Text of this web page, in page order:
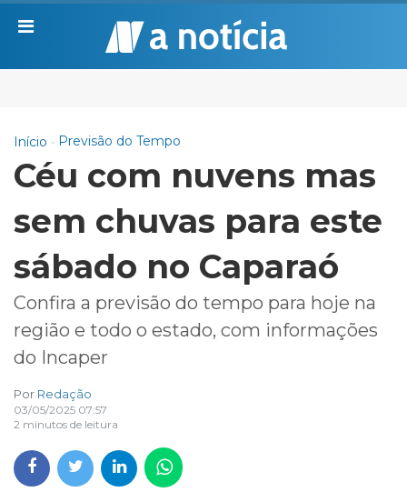
Início Previsão do Tempo
Céu com nuvens mas
sem chuvas para este
sábado no Caparaó
Confira a previsão do tempo para hoje na
região e todo o estado, com informações
do Incaper
Por Redação
03/05/2025 07:57
2 minutos de leitura